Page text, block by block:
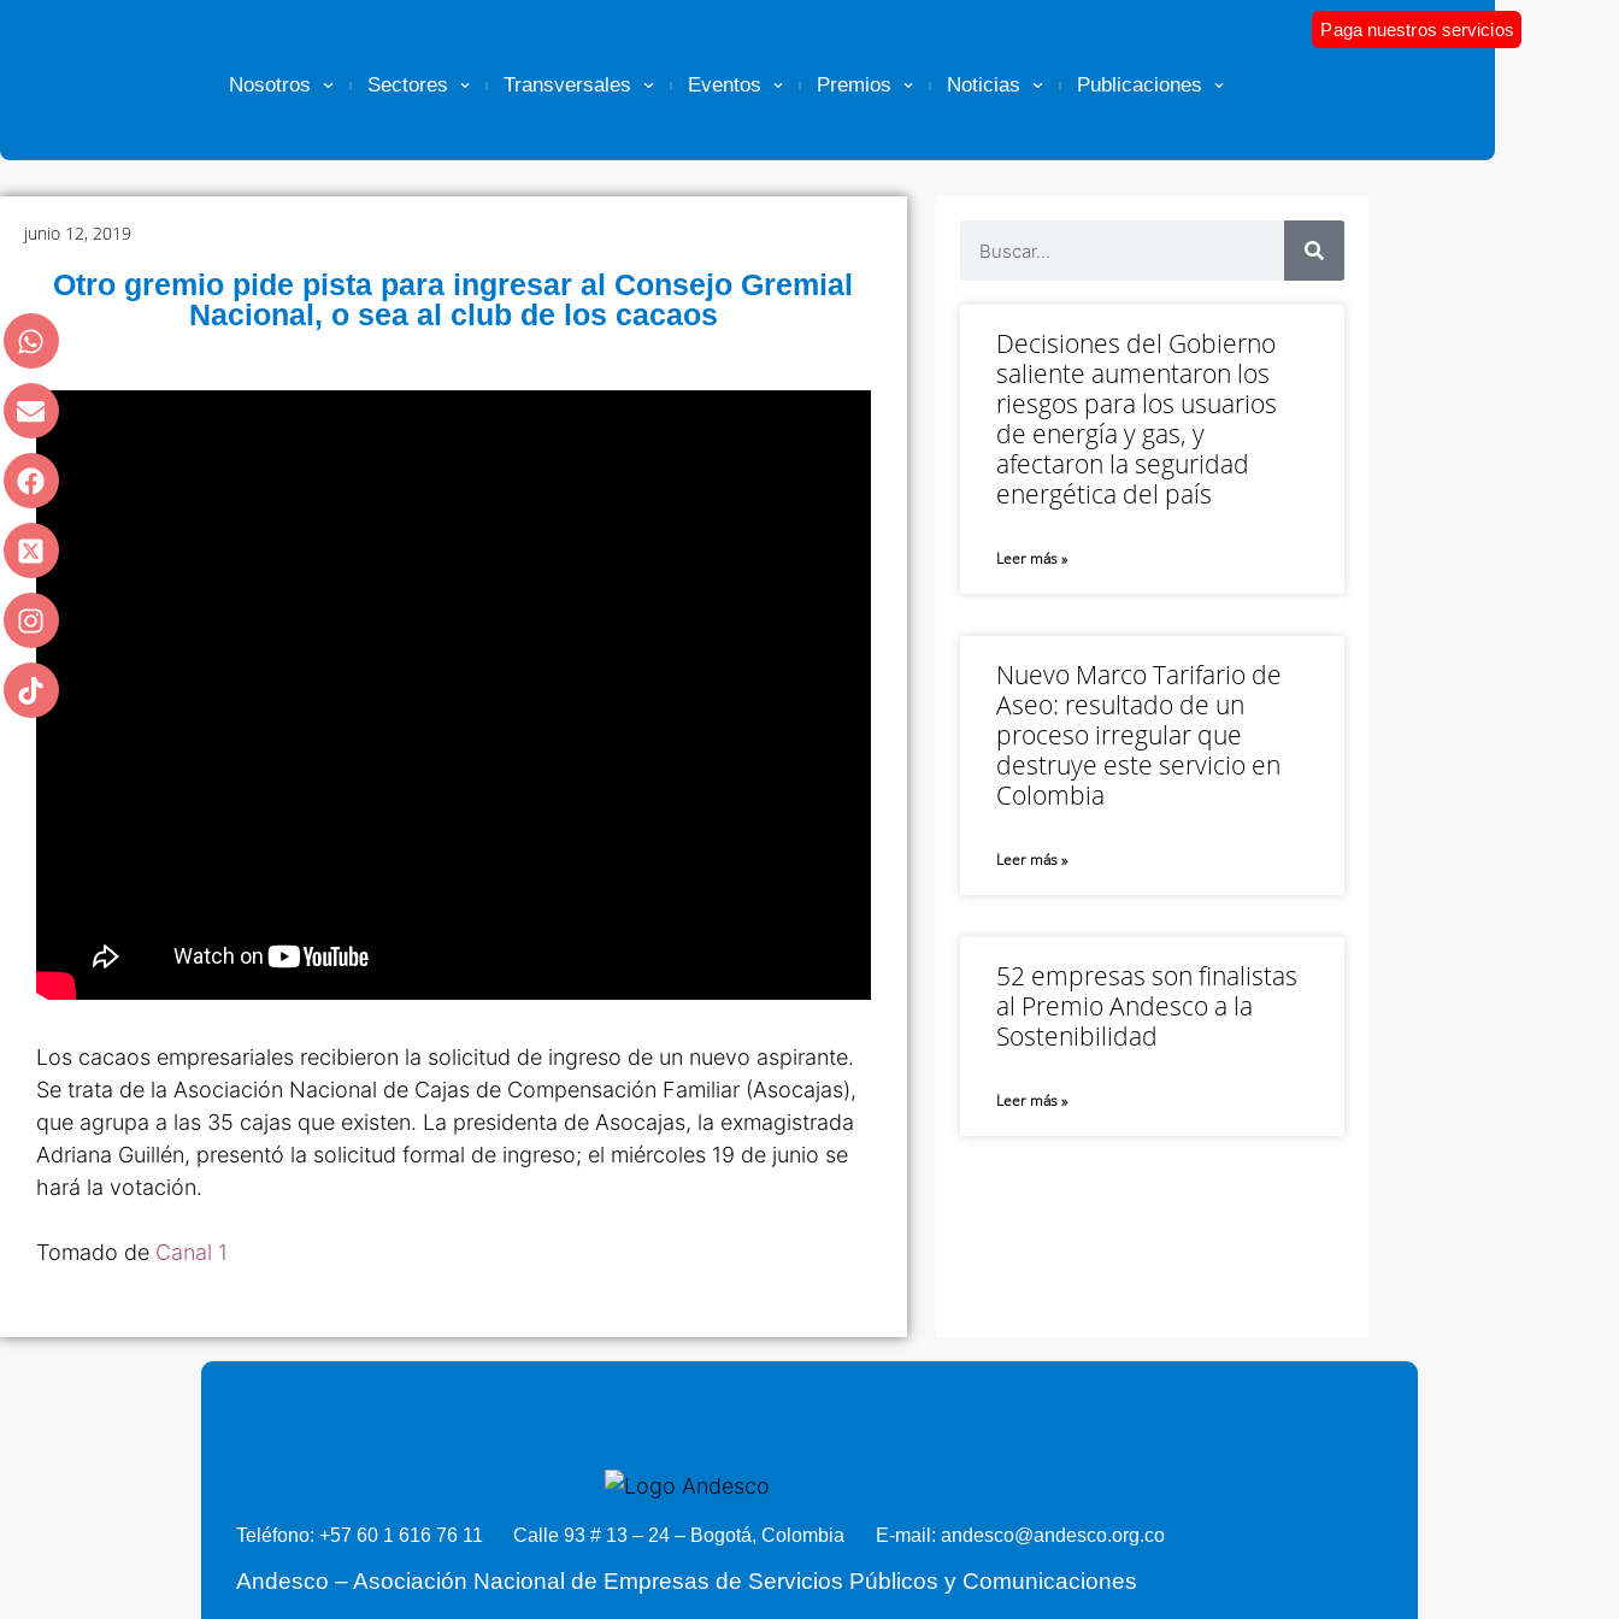
Nosotros Sectores Transversales Eventos Premios Noticias Publicaciones
Paga nuestros servicios
junio 12, 2019
Otro gremio pide pista para ingresar al Consejo Gremial
Nacional, o sea al club de los cacaos
Los cacaos empresariales recibieron la solicitud de ingreso de un nuevo aspirante.
Se trata de la Asociación Nacional de Cajas de Compensación Familiar (Asocajas),
que agrupa a las 35 cajas que existen. La presidenta de Asocajas, la exmagistrada
Adriana Guillén, presentó la solicitud formal de ingreso; el miércoles 19 de junio se
hará la votación.
Tomado de Canal 1
Decisiones del Gobierno
saliente aumentaron los
riesgos para los usuarios
de energía y gas, y
afectaron la seguridad
energética del país
Leer más »
Nuevo Marco Tarifario de
Aseo: resultado de un
proceso irregular que
destruye este servicio en
Colombia
Leer más »
52 empresas son finalistas
al Premio Andesco a la
Sostenibilidad
Leer más »
Teléfono: +57 60 1 616 76 11 Calle 93 # 13 – 24 – Bogotá, Colombia E-mail: andesco@andesco.org.co
Andesco – Asociación Nacional de Empresas de Servicios Públicos y Comunicaciones